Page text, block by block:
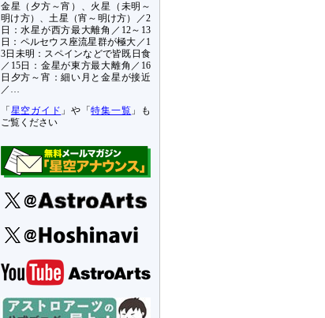
金星（夕方～宵）、火星（未明～
明け方）、土星（宵～明け方）／2
日：水星が西方最大離角／12～13
日：ペルセウス座流星群が極大／1
3日未明：スペインなどで皆既日食
／15日：金星が東方最大離角／16
日夕方～宵：細い月と金星が接近
／…
「 星空ガイド 」や「特集一覧 」も
ご覧ください